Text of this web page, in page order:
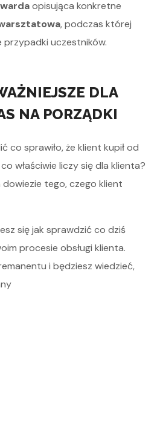
opisująca konkretne
, podczas której
przypadki uczestników.
DLA
NA PORZĄDKI
co sprawiło, że klient kupił od
właściwie liczy się dla klienta?
dowiezie tego, czego klient
się jak sprawdzić co dziś
procesie obsługi klienta.
i będziesz wiedzieć,